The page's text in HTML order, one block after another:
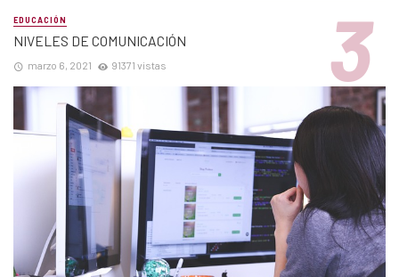
EDUCACIÓN
NIVELES DE COMUNICACIÓN
marzo 6, 2021 91371 vistas